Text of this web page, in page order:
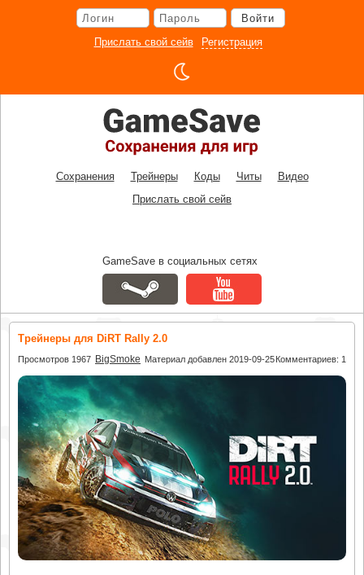
Войти
Прислать свой сейв
Регистрация
Сохранения Трейнеры Коды Читы
Видео
Прислать свой сейв
GameSave в социальных сетях
Трейнеры для DiRT Rally 2.0
Просмотров 1967 BigSmoke Материал добавлен 2019-09-25Комментариев: 1